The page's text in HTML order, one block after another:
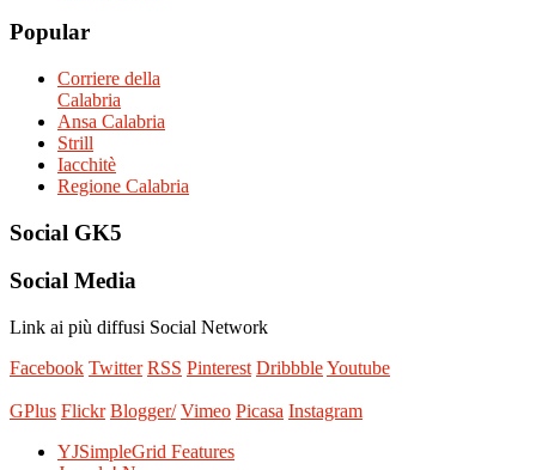
Popular
Corriere della
Calabria
Ansa Calabria
Strill
Iacchitè
Regione Calabria
Social GK5
Social Media
Link ai più diffusi Social Network
Facebook Twitter RSS Pinterest DribbbleYoutube
GPlus Flickr Blogger/ Vimeo Picasa Instagram
YJSimpleGrid Features